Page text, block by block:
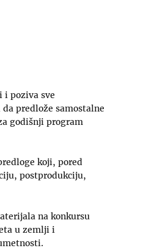
i poziva sve
predlože samostalne
godišnji program
koji, pored
postprodukciju,
na konkursu
u zemlji i